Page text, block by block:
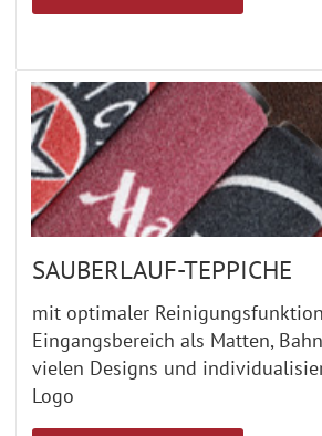
SAUBERLAUF-TEPPICHE
mit optimaler
Eingangsbereich als Matten,
vielen Designs und
Logo